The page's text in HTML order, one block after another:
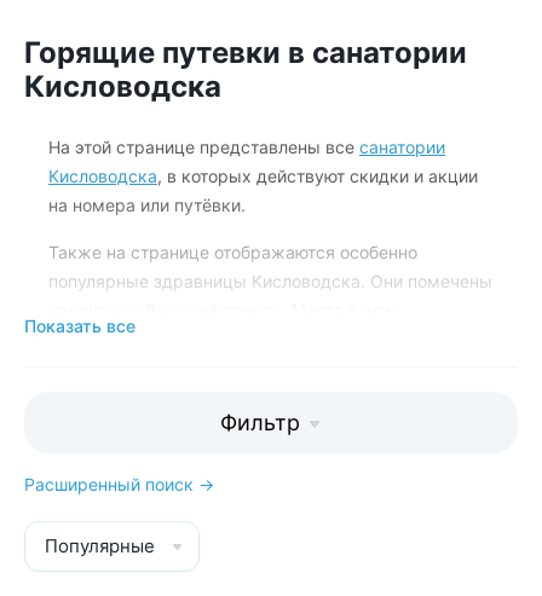
Горящие путевки в санатории
Кисловодска
На этой странице представлены все санатории
Кисловодска, в которых действуют скидки и акции
на номера или путёвки.
Также на странице отображаются особенно
популярные здравницы Кисловодска. Они помечены
санаториях быстро заканчиваются и путёвки в них
Менеджеры Kurort26.ru подробно
спецпредложении, помогут
забронировать путёвку со скидкой,
подарят бесплатный трансфер и 20%
скидки на экскурсии:
Показать все
Фильтр
Расширенный поиск →
Популярные